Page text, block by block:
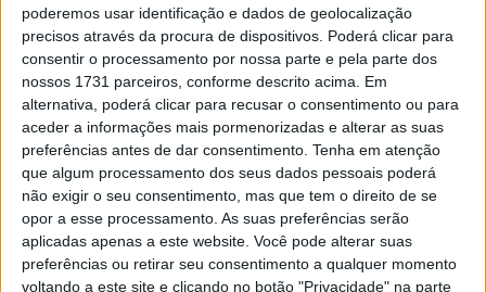
poderemos usar identificação e dados de geolocalização
precisos através da procura de dispositivos. Poderá clicar para
consentir o processamento por nossa parte e pela parte dos
nossos 1731 parceiros, conforme descrito acima. Em
alternativa, poderá clicar para recusar o consentimento ou para
aceder a informações mais pormenorizadas e alterar as suas
preferências antes de dar consentimento. Tenha em atenção
que algum processamento dos seus dados pessoais poderá
não exigir o seu consentimento, mas que tem o direito de se
opor a esse processamento. As suas preferências serão
aplicadas apenas a este website. Você pode alterar suas
preferências ou retirar seu consentimento a qualquer momento
voltando a este site e clicando no botão "Privacidade" na parte
Esta e outras notícias para ouvir na Estação Diária – 96.8
FM ou em www.968.fm.
Pub
Mangualde Nelas
Viseu